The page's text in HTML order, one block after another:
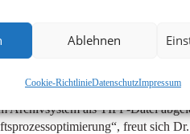
Ablehnen
Cookie-RichtlinieDatenschutzImpressum
Einträge im Formular auf
extrahierten Daten wandern
Archivsystem als TIFF-Datei
freut sich